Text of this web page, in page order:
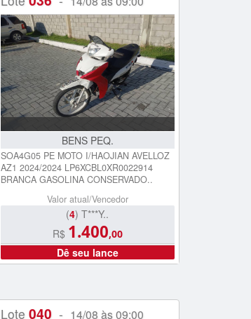
BENS PEQ.
SOA4G05 PE MOTO I/HAOJIAN AVELLOZ
AZ1 2024/2024 LP6XCBL0XR0022914
BRANCA GASOLINA CONSERVADO..
Valor atual/Vencedor
(4) T***Y..
R$ 1.400,00
Dê seu lance
Lote 040 - 14/08 às 09:00